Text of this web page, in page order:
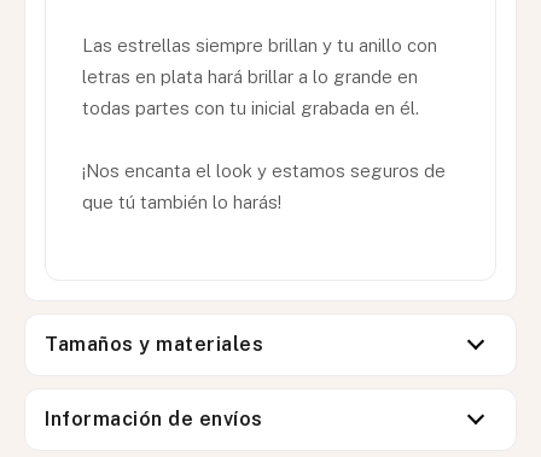
Las estrellas siempre brillan y tu anillo con
letras en plata hará brillar a lo grande en
todas partes con tu inicial grabada en él.
¡Nos encanta el look y estamos seguros de
que tú también lo harás!
Tamaños y materiales
Información de envíos